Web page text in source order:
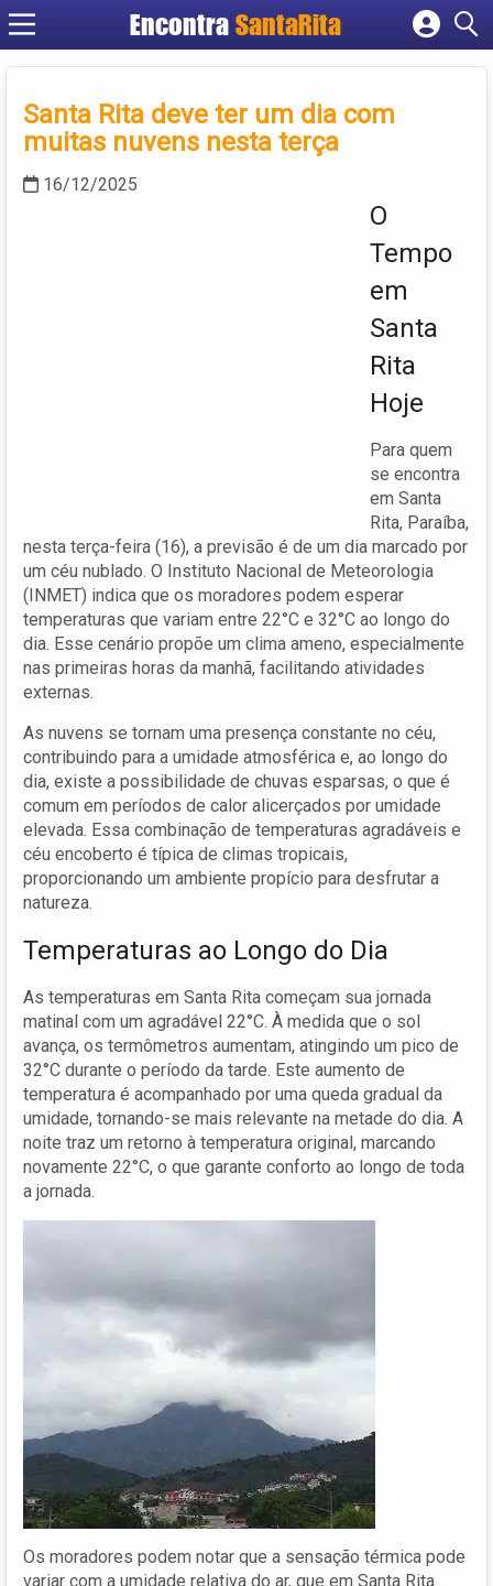
EncontraSantaRita
Cadastrar empresa
Criar conta
Santa Rita deve ter um dia com
muitas nuvens nesta terça
16/12/2025
O
Tempo
em
Santa
Rita
Hoje
Para quem
se encontra
em Santa
Rita, Paraíba,
nesta terça-feira (16), a previsão é de um dia marcado por
um céu nublado. O Instituto Nacional de Meteorologia
(INMET) indica que os moradores podem esperar
temperaturas que variam entre 22°C e 32°C ao longo do
dia. Esse cenário propõe um clima ameno, especialmente
nas primeiras horas da manhã, facilitando atividades
externas.
As nuvens se tornam uma presença constante no céu,
contribuindo para a umidade atmosférica e, ao longo do
dia, existe a possibilidade de chuvas esparsas, o que é
comum em períodos de calor alicerçados por umidade
elevada. Essa combinação de temperaturas agradáveis e
céu encoberto é típica de climas tropicais,
proporcionando um ambiente propício para desfrutar a
natureza.
Temperaturas ao Longo do Dia
As temperaturas em Santa Rita começam sua jornada
matinal com um agradável 22°C. À medida que o sol
avança, os termômetros aumentam, atingindo um pico de
32°C durante o período da tarde. Este aumento de
temperatura é acompanhado por uma queda gradual da
umidade, tornando-se mais relevante na metade do dia. A
noite traz um retorno à temperatura original, marcando
novamente 22°C, o que garante conforto ao longo de toda
a jornada.
Os moradores podem notar que a sensação térmica pode
variar com a umidade relativa do ar, que em Santa Rita